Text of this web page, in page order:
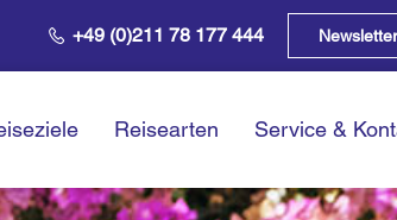
+49 (0)211 78 177 444
Reisearten Service &